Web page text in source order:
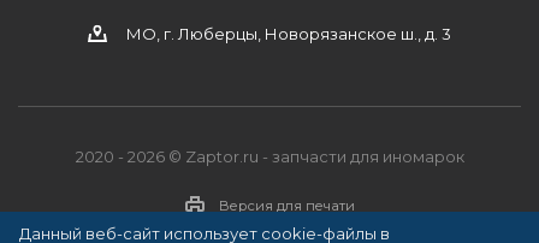
МО, г. Люберцы, Новорязанское ш., д. 3
2020 - 2026 © Zaptor.ru - запчасти для иномарок
Версия для печати
Данный веб-сайт использует cookie-файлы в